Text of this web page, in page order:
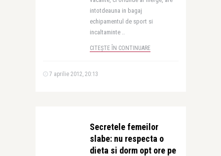
intotdeauna in bagaj
echipamentul de sport si
incaltaminte ..
CITEȘTE ÎN CONTINUARE
7 aprilie 2012, 20:13
Secretele femeilor
slabe: nu respecta o
dieta si dorm opt ore pe